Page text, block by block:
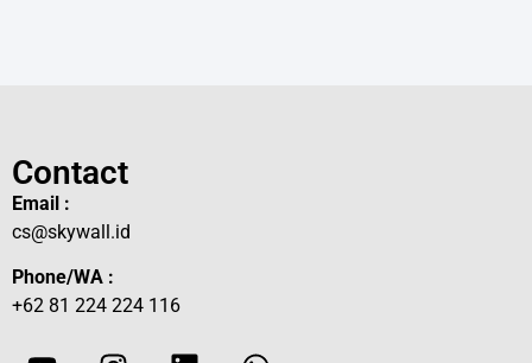
Contact
Email :
cs@skywall.id
Phone/WA :
+62 81 224 224 116